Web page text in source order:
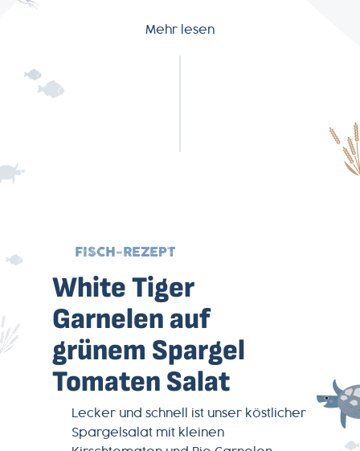
Mehr lesen
FISCH-REZEPT
White Tiger
Garnelen auf
grünem Spargel
Tomaten Salat
Lecker und schnell ist unser köstlicher
Spargelsalat mit kleinen